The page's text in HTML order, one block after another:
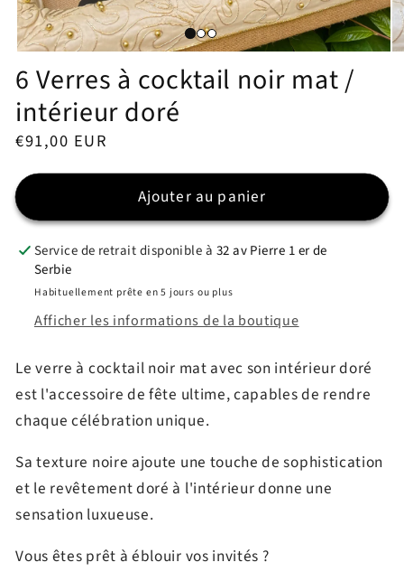
le
média
dans
une
fenêtre
modale
6 Verres à cocktail noir mat /
intérieur doré
Prix
€91,00 EUR
Ajouter au panier
Service de retrait disponible à 32 av Pierre 1 er de
Serbie
Habituellement prête en 5 jours ou plus
Afficher les informations de la boutique
Le verre à cocktail noir mat avec son intérieur doré
est l'accessoire de fête ultime, capables de rendre
chaque célébration unique.
Sa texture noire ajoute une touche de sophistication
et le revêtement doré à l'intérieur donne une
sensation luxueuse.
Vous êtes prêt à éblouir vos invités ?